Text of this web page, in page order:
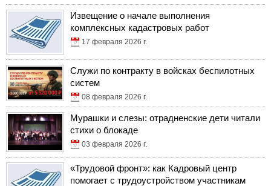
Извещение о начале выполнения
комплексных кадастровых работ
17 февраля 2026 г.
Служи по контракту в войсках беспилотных
систем
08 февраля 2026 г.
Мурашки и слезы: отрадненские дети читали
стихи о блокаде
03 февраля 2026 г.
«Трудовой фронт»: как Кадровый центр
помогает с трудоустройством участникам